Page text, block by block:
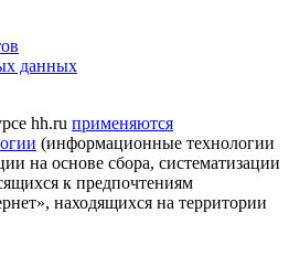
данных
hh.ru применяются
(информационные технологии
на основе сбора, систематизации
к предпочтениям
находящихся на территории